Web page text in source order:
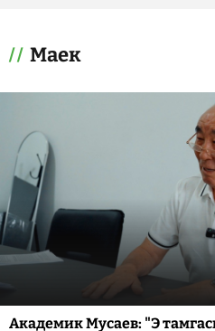
Маек
Академик Мусаев: "Э